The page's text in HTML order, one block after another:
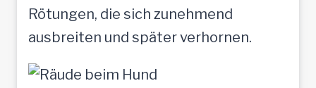
Rötungen, die sich zunehmend
ausbreiten und später verhornen.